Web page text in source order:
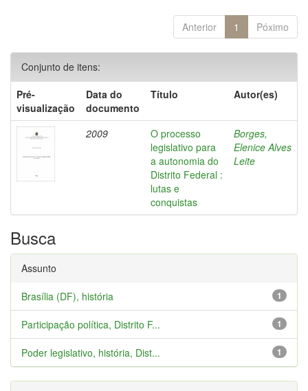
Anterior 1 Póximo
Conjunto de itens:
Pré-
visualização
Data do
documento
Título Autor(es)
2009
O processo
legislativo para
a autonomia do
Distrito Federal :
lutas e
conquistas
Borges,
Elenice Alves
Leite
Busca
Assunto
1
Brasília (DF), história
1
Participação política, Distrito F...
1
Poder legislativo, história, Dist...